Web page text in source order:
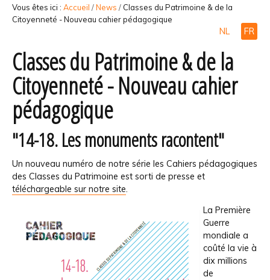
PARTICIPER
avancée…
Vous êtes ici : Accueil /News / Classes du Patrimoine & de la
Citoyenneté - Nouveau cahier pédagogique
NL FR
Classes du Patrimoine & de la
Citoyenneté - Nouveau cahier
pédagogique
"14-18. Les monuments racontent"
Un nouveau numéro de notre série les Cahiers pédagogiques
des Classes du Patrimoine est sorti de presse et
téléchargeable sur notre site.
La Première
Guerre
mondiale a
coûté la vie à
dix millions
de